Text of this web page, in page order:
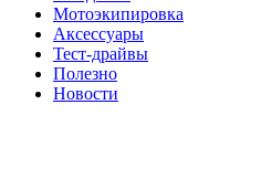
Мотоэкипировка
Аксессуары
Тест-драйвы
Полезно
Новости